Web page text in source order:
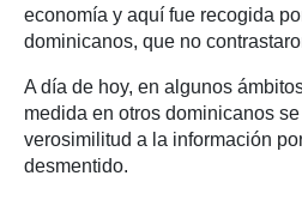
economía y aquí fue recogida
dominicanos, que no
A día de hoy, en algunos
medida en otros dominicanos
verosimilitud a la información
desmentido.